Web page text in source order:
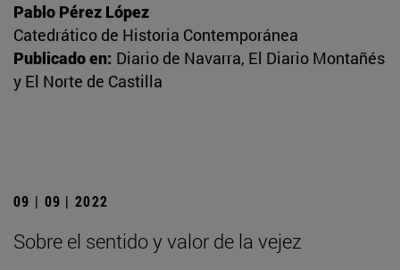
Pablo Pérez López
Catedrático de Historia Contemporánea
Publicado en: Diario de Navarra, El Diario Montañés
y El Norte de Castilla
09 | 09 | 2022
Sobre el sentido y valor de la vejez